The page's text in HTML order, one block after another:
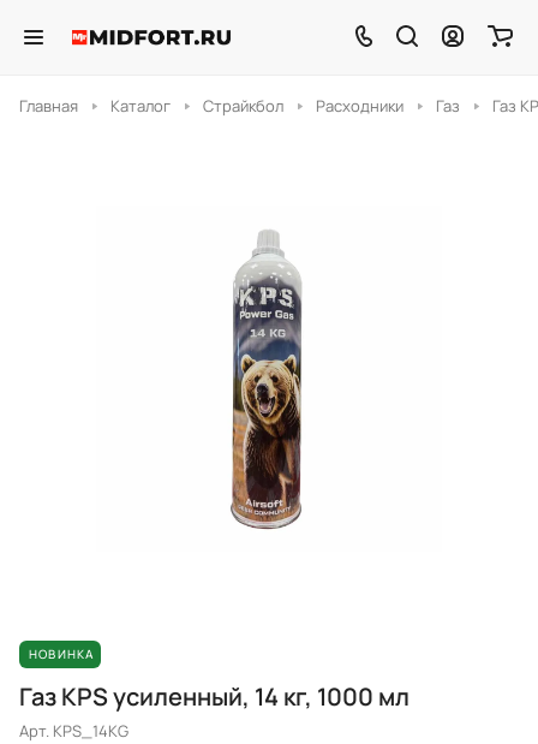
Главная Каталог Страйкбол Расходники Газ Газ
НОВИНКА
Газ KPS усиленный, 14 кг, 1000 мл
Арт. KPS_14KG